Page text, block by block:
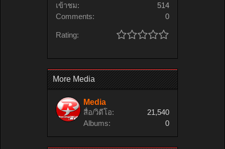
เข้าชม:
514
Comments:
0
Rating:
More Media
Media
สื่อ/วิดีโอ:
21,540
Albums:
0